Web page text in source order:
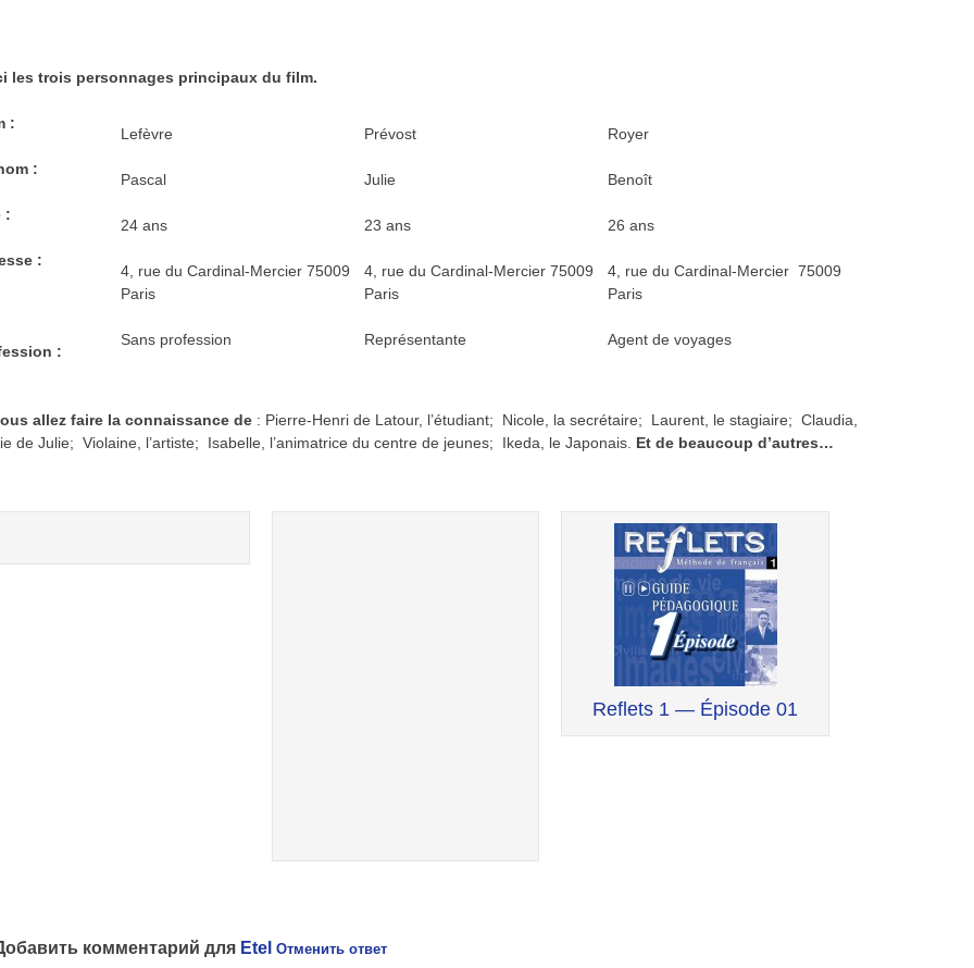
les trois personnages principaux du film.
:
:
:
:
:
Lefèvre
Pascal
24 ans
4, rue du Cardinal-Mercier 75009
Paris
Sans profession
Prévost
Julie
23 ans
4, rue du Cardinal-Mercier 75009
Paris
Représentante
Royer
Benoît
26 ans
4, rue du Cardinal-Mercier 75009
Paris
Agent de voyages
allez faire la connaissance de: Pierre-Henri de Latour, l’étudiant; Nicole, la secrétaire; Laurent, le stagiaire; Claudia,
de Julie; Violaine, l’artiste; Isabelle, l’animatrice du centre de jeunes; Ikeda, le Japonais. Et de beaucoup d’autres…
Reflets 1 — Épisode 01
комментарий для Etel Отменить ответ